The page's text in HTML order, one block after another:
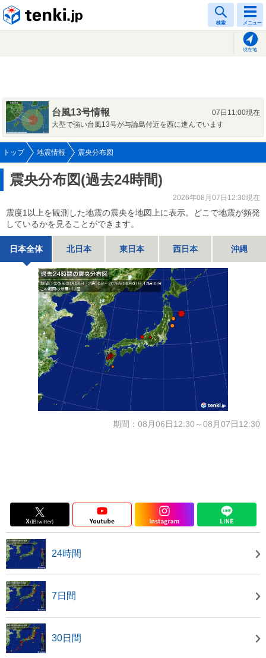
検索 メニュー
現在地
台風13号情報
07日11:00現在
大型で強い台風13号が与論島付近を西に進んでいます
トップ 地震情報 震央分布図
震央分布図(過去24時間)
2026年08月07日12:30現在
震度1以上を観測した地震の震央を地図上に表示。どこで地震が頻発
しているかを見ることができます。
日本全体 北日本 東日本 西日本 沖縄
期間：08月06日12:30～08月07日12:30
24時間
7日間
30日間